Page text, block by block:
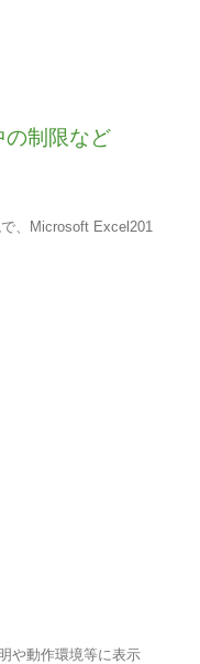
の制限など
、Microsoft Excel201
や動作環境等に表示